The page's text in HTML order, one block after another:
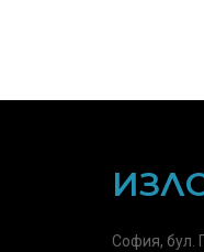
София, бул.